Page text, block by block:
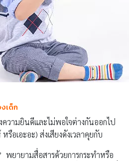
เด็ก
ความยินดีและไม่พอใจต่างกันออกไป
รือเอะอะ) ส่งเสียงดังเวลาคุยกับ
พยายามสื่อสารด้วยการกระทำหรือ